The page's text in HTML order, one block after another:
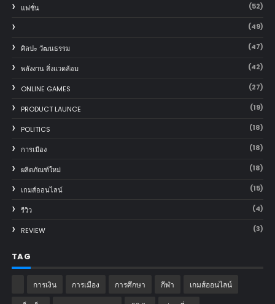
แฟชั่น (52)
(49)
ศิลปะ วัฒนธรรม (47)
พลังงาน สิ่งแวดล้อม (42)
ONLINE GAMES (27)
PRODUCT LAUNCE (19)
POLITICS (18)
การเมือง (18)
ผลิตภัณฑ์ใหม่ (18)
เกมส์ออนไลน์ (15)
รีวิว (4)
REVIEW (3)
TAG
การเงิน การเมือง การศึกษา กีฬา เกมส์ออนไลน์